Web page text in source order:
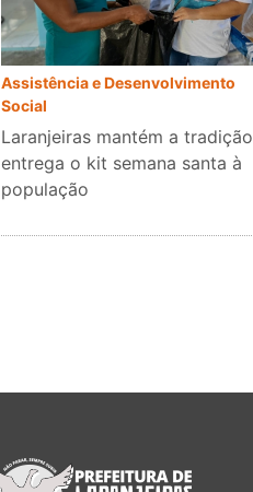
Assistência e Desenvolvimento
Social
Laranjeiras mantém a
entrega o kit semana santa à
população